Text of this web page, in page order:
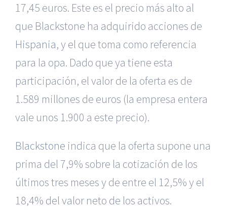
17,45 euros. Este es el precio más alto al
que Blackstone ha adquirido acciones de
Hispania, y el que toma como referencia
para la opa. Dado que ya tiene esta
participación, el valor de la oferta es de
1.589 millones de euros (la empresa entera
vale unos 1.900 a este precio).
Blackstone indica que la oferta supone una
prima del 7,9% sobre la cotización de los
últimos tres meses y de entre el 12,5% y el
18,4% del valor neto de los activos.